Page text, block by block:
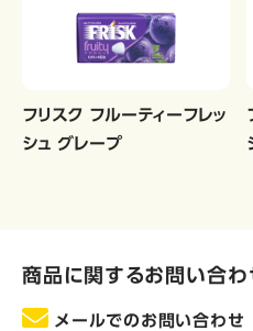
フリスク フルーティーフレッ
シュ グレープ
商品に関するお問い合わ
メールでのお問い合わせ